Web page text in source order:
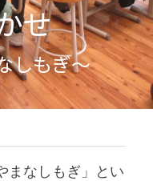
せ
しもぎ～
まなしもぎ」とい